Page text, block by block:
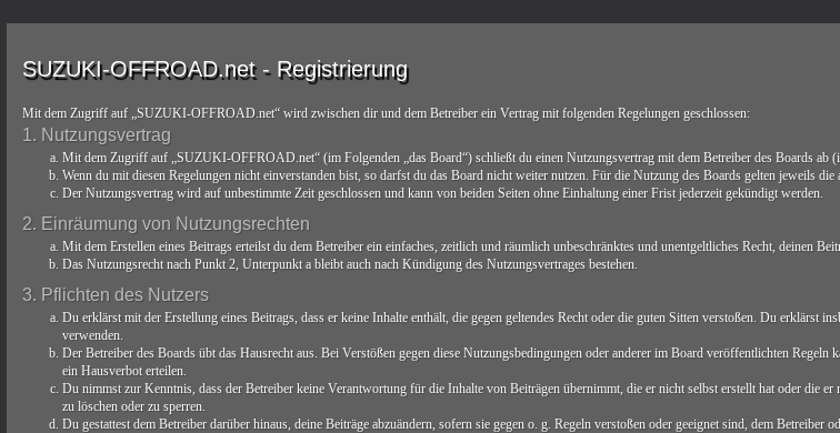
SUZUKI-OFFROAD.net - Registrierung
Mit dem Zugriff auf „SUZUKI-OFFROAD.net“ wird zwischen dir und dem Betreiber ein Vertrag mit folgenden Regelungen geschlossen:
1. Nutzungsvertrag
Mit dem Zugriff auf „SUZUKI-OFFROAD.net“ (im Folgenden „das Board“) schließt du einen Nutzungsvertrag mit dem Betreiber des Boards ab
Wenn du mit diesen Regelungen nicht einverstanden bist, so darfst du das Board nicht weiter nutzen. Für die Nutzung des Boards gelten jeweils
Der Nutzungsvertrag wird auf unbestimmte Zeit geschlossen und kann von beiden Seiten ohne Einhaltung einer Frist jederzeit gekündigt werden.
2. Einräumung von Nutzungsrechten
Mit dem Erstellen eines Beitrags erteilst du dem Betreiber ein einfaches, zeitlich und räumlich unbeschränktes und unentgeltliches Recht, deinen
Das Nutzungsrecht nach Punkt 2, Unterpunkt a bleibt auch nach Kündigung des Nutzungsvertrages bestehen.
3. Pflichten des Nutzers
Du erklärst mit der Erstellung eines Beitrags, dass er keine Inhalte enthält, die gegen geltendes Recht oder die guten Sitten verstoßen. Du erklärst
verwenden.
Der Betreiber des Boards übt das Hausrecht aus. Bei Verstößen gegen diese Nutzungsbedingungen oder anderer im Board veröffentlichten
ein Hausverbot erteilen.
Du nimmst zur Kenntnis, dass der Betreiber keine Verantwortung für die Inhalte von Beiträgen übernimmt, die er nicht selbst erstellt hat oder die
zu löschen oder zu sperren.
Du gestattest dem Betreiber darüber hinaus, deine Beiträge abzuändern, sofern sie gegen o. g. Regeln verstoßen oder geeignet sind, dem Betreiber